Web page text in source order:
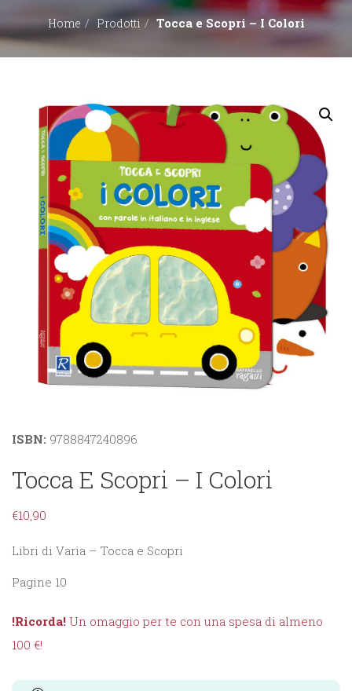
EDITORI
LIBRERIE
Home Prodotti Tocca e Scopri – I Colori
ISBN: 9788847240896
Tocca E Scopri – I Colori
€10,90
Libri di Varia – Tocca e Scopri
Pagine 10
!Ricorda! Un omaggio per te con una spesa di almeno
100 €!